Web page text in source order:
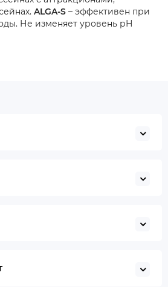
ALGA-S – эффективен при
Не изменяет уровень рН